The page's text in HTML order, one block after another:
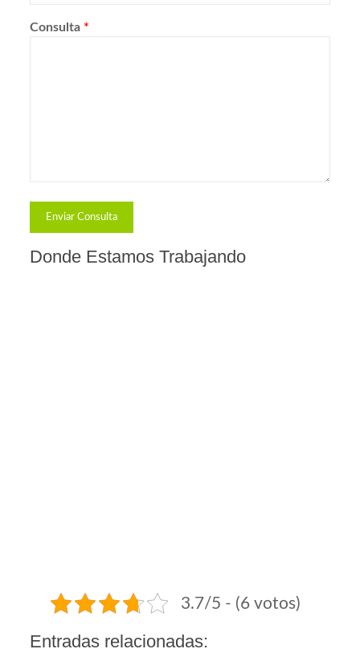
Consulta *
Donde Estamos Trabajando
3.7/5 - (6 votos)
Entradas relacionadas: